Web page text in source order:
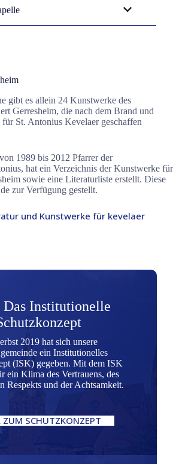
gibt es allein 24 Kunstwerke des
Gerresheim, die nach dem Brand und
St. Antonius Kevelaer geschaffen
1989 bis 2012 Pfarrer der
hat ein Verzeichnis der Kunstwerke für
sowie eine Literaturliste erstellt. Diese
zur Verfügung gestellt.
und Kunstwerke für kevelaer
Das Institutionelle
2019 hat sich unsere
ein Institutionelles
(ISK) gegeben. Mit dem ISK
ein Klima des Vertrauens, des
Respekts und der Achtsamkeit.
ZUM SCHUTZKONZEPT